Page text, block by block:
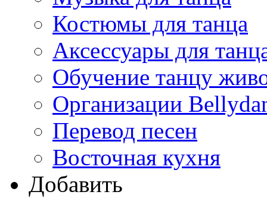
Костюмы для танца
Аксессуары для
Обучение танцу
Организации
Перевод песен
Восточная кухня
Добавить